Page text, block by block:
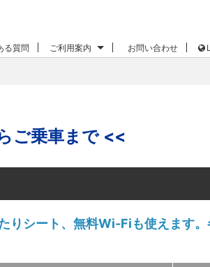
る質問 ご利用案内 お問い合わせ
ご乗車まで <<
シート、無料Wi-Fiも使えます。